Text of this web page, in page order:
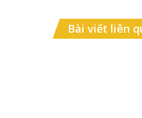
Bài viết liên